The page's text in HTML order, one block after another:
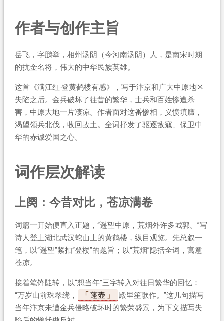
作者与创作主旨
岳飞，字鹏举，相州汤阴（今河南汤阴）人，是南宋时期
的抗金名将，伟大的中华民族英雄。
这首《满江红·登黄鹤楼有感》，写于汴京和广大中原地区
失陷之后。金兵破坏了往昔的繁华，士兵和百姓惨遭杀
害，中原大地一片凄凉。作者面对这番惨相，义愤填膺，
渴望领兵北伐，收回故土。全词抒发了驱逐敌寇、保卫中
华的赤诚爱国之心。
词作层次解读
上阕：今昔对比，苍凉满卷
词篇一开始便直入正题，“遥望中原，荒烟外许多城郭。”写
诗人登上湖北武汉蛇山上的黄鹤楼，纵目观览。先总叙一
笔，以“遥望”紧扣“登楼”的题旨；以“荒烟”隐括全词，寓意
苍凉。
接着笔锋陡转，以“想当年”三字转入对往日繁华的回忆：
“万岁山前珠翠绕，
蓬壶
殿里笙歌作。”这几句描写
当年汴京未遭金兵侵略破坏时的繁荣盛景，为下文描写失